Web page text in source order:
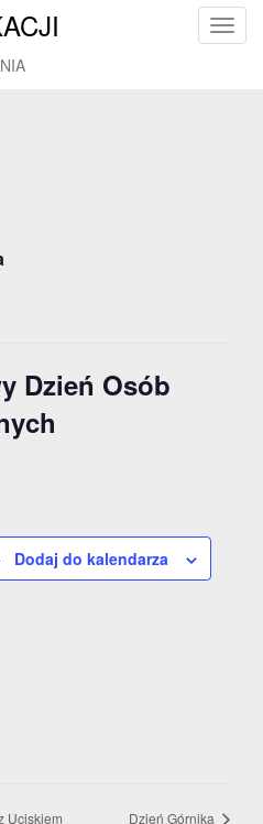
T
Dzień Osób
Dodaj do kalendarza
Uciskiem Dzień Górnika